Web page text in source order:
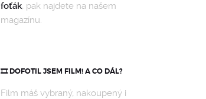
foťák, pak najdete na našem
magazínu.
🎞️ DOFOTIL JSEM FILM! A CO DÁL?
Film máš vybraný, nakoupený i